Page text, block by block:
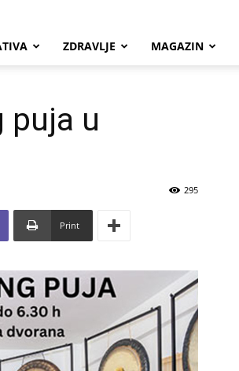
ZDRAVLJE MAGAZIN
puja u
295
Print